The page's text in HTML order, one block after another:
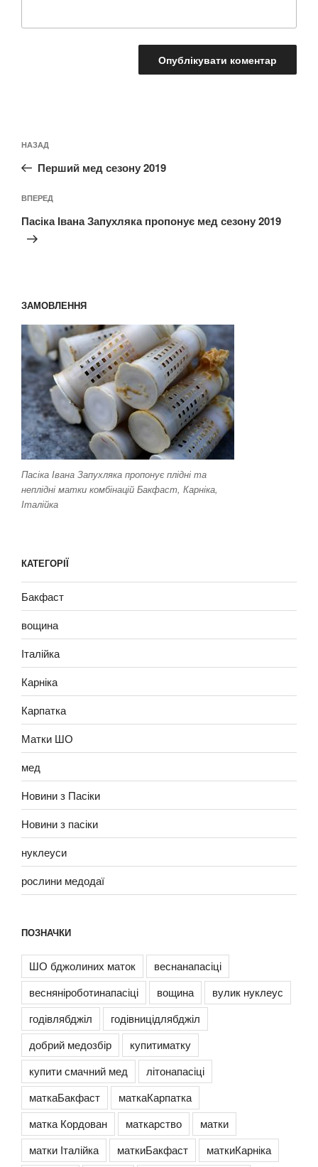
записів
Попередній
запис:
НАЗАД
Перший мед сезону 2019
Наступний
запис
ВПЕРЕД
Пасіка Івана Запухляка пропонує мед сезону 2019
ЗАМОВЛЕННЯ
Пасіка Івана Запухляка пропонує плідні та
неплідні матки комбінацій Бакфаст, Карніка,
Італійка
КАТЕГОРІЇ
Бакфаст
вощина
Італійка
Карніка
Карпатка
Матки ШО
мед
Новини з Пасіки
Новини з пасіки
нуклеуси
рослини медодаї
ПОЗНАЧКИ
ШО бджолиних маток
веснанапасіці
весняніроботинапасіці
вощина
вулик нуклеус
годівлябджіл
годівницідлябджіл
добрий медозбір
купитиматку
купити смачний мед
літонапасіці
маткаБакфаст
маткаКарпатка
матка Кордован
маткарство
матки
матки Італійка
маткиБакфаст
маткиКарніка